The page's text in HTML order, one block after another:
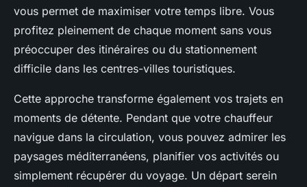
vous permet de maximiser votre temps libre. Vous
profitez pleinement de chaque moment sans vous
préoccuper des itinéraires ou du stationnement
difficile dans les centres-villes touristiques.
Cette approche transforme également vos trajets en
moments de détente. Pendant que votre chauffeur
navigue dans la circulation, vous pouvez admirer les
paysages méditerranéens, planifier vos activités ou
simplement récupérer du voyage. Un départ serein